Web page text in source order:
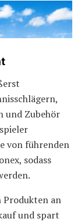
und Zubehör
von führenden
sodass
Produkten an
und spart